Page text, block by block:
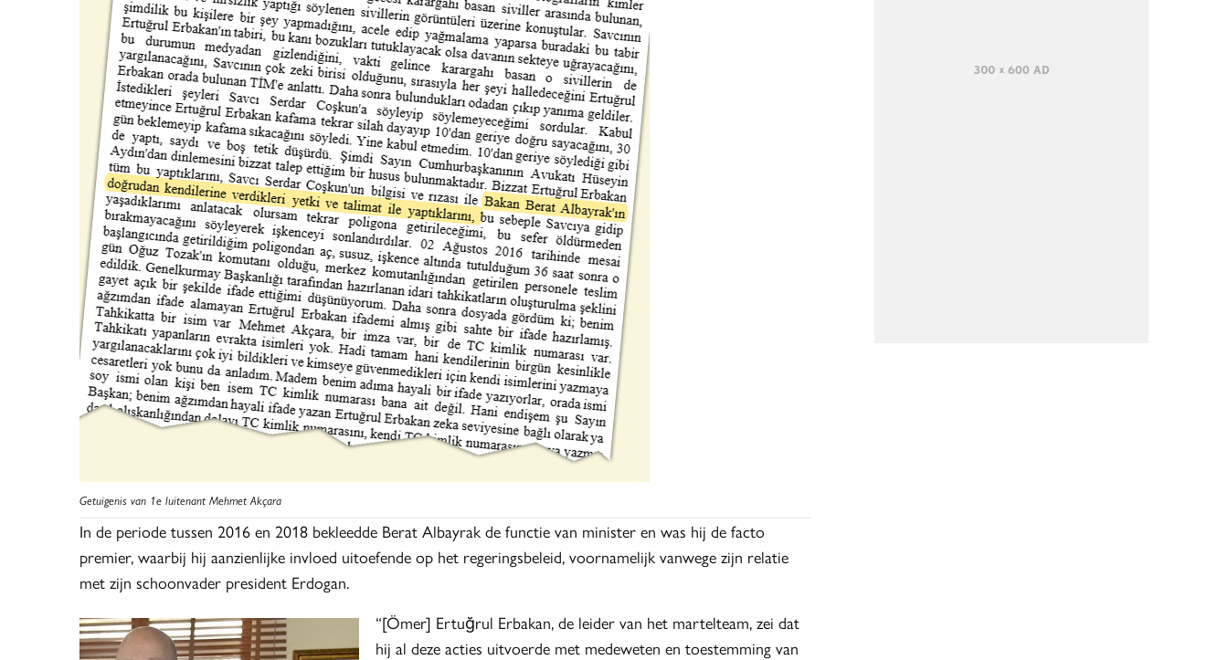
Getuigenis van 1e luitenant Mehmet Akçara
In de periode tussen 2016 en 2018 bekleedde Berat Albayrak de functie van minister en was hij de facto
premier, waarbij hij aanzienlijke invloed uitoefende op het regeringsbeleid, voornamelijk vanwege zijn relatie
met zijn schoonvader president Erdogan.
“[Ömer] Ertuğrul Erbakan, de leider van het martelteam, zei dat
hij al deze acties uitvoerde met medeweten en toestemming van